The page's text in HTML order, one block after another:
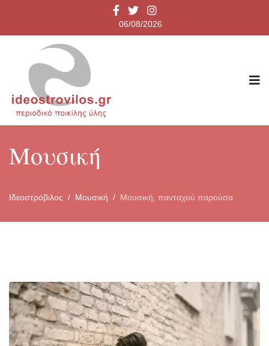
06/08/2026
Μουσική
Ιδεοστρόβιλος Μουσική Μουσική, πανταχού παρούσα